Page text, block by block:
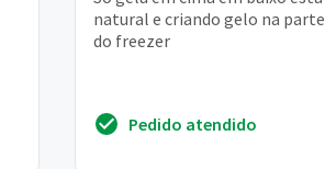
natural e criando gelo na parte
do freezer
Pedido atendido